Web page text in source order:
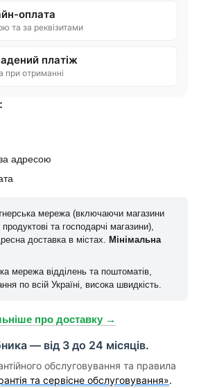
оплата
та за реквізитами
платіж
при отриманні
адресою
мережа (включаючи магазини
та господарчі магазини),
доставка в містах. Мінімальна
мережа відділень та поштоматів,
по всій Україні, висока швидкість.
про доставку →
— від 3 до 24 місяців.
обслуговування та правила
та сервісне обслуговування».